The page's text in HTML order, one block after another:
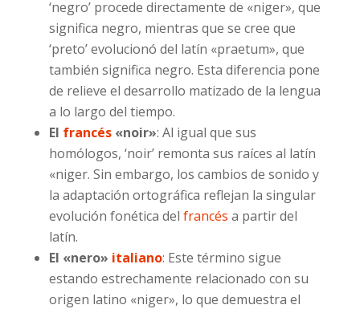
‘negro’ procede directamente de «niger», que
significa negro, mientras que se cree que
‘preto’ evolucionó del latín «praetum», que
también significa negro. Esta diferencia pone
de relieve el desarrollo matizado de la lengua
a lo largo del tiempo.
El francés«noir»: Al igual que sus
homólogos, ‘noir’ remonta sus raíces al latín
«niger. Sin embargo, los cambios de sonido y
la adaptación ortográfica reflejan la singular
evolución fonética del francés a partir del
latín.
El «nero» italiano: Este término sigue
estando estrechamente relacionado con su
origen latino «niger», lo que demuestra el